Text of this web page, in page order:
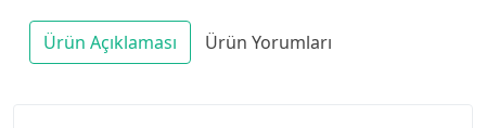
Ürün Açıklaması Ürün Yorumları